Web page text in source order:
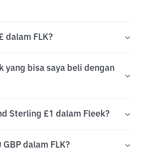
dalam FLK?
yang bisa saya beli dengan
Sterling £1 dalam Fleek?
dalam FLK?